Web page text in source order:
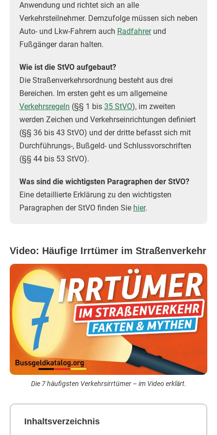
Anwendung und richtet sich an alle
Verkehrsteilnehmer. Demzufolge müssen sich neben
Auto- und Lkw-Fahrern auch Radfahrerund
Fußgänger daran halten.
Wie ist die StVO aufgebaut?
Die Straßenverkehrsordnung besteht aus drei
Bereichen. Im ersten geht es um allgemeine
Verkehrsregeln (§§ 1 bis 35 StVO), im zweiten
werden Zeichen und Verkehrseinrichtungen definiert
(§§ 36 bis 43 StVO) und der dritte befasst sich mit
Durchführungs-, Bußgeld- und Schlussvorschriften
(§§ 44 bis 53 StVO).
Was sind die wichtigsten Paragraphen der StVO?
Eine detaillierte Erklärung zu den wichtigsten
Paragraphen der StVO finden Sie hier.
Video: Häufige Irrtümer im Straßenverkehr
Die 7 häufigsten Verkehrsirrtümer – im Video erklärt.
Inhaltsverzeichnis